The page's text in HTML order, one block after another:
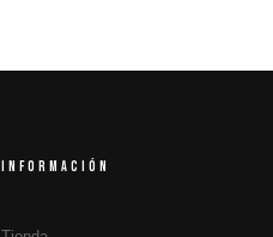
INFORMACIÓN